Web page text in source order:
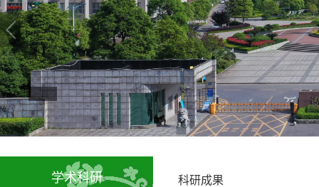
学术科研 科研成果